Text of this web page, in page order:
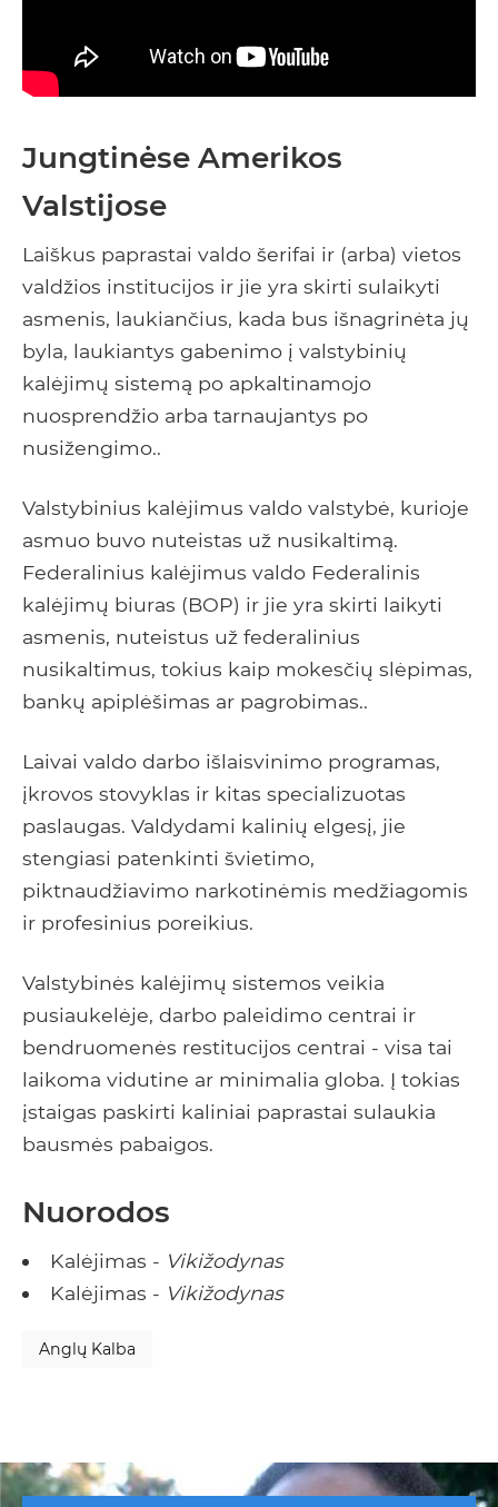
Jungtinėse Amerikos
Valstijose
Laiškus paprastai valdo šerifai ir (arba) vietos
valdžios institucijos ir jie yra skirti sulaikyti
asmenis, laukiančius, kada bus išnagrinėta jų
byla, laukiantys gabenimo į valstybinių
kalėjimų sistemą po apkaltinamojo
nuosprendžio arba tarnaujantys po
nusižengimo..
Valstybinius kalėjimus valdo valstybė, kurioje
asmuo buvo nuteistas už nusikaltimą.
Federalinius kalėjimus valdo Federalinis
kalėjimų biuras (BOP) ir jie yra skirti laikyti
asmenis, nuteistus už federalinius
nusikaltimus, tokius kaip mokesčių slėpimas,
bankų apiplėšimas ar pagrobimas..
Laivai valdo darbo išlaisvinimo programas,
įkrovos stovyklas ir kitas specializuotas
paslaugas. Valdydami kalinių elgesį, jie
stengiasi patenkinti švietimo,
piktnaudžiavimo narkotinėmis medžiagomis
ir profesinius poreikius.
Valstybinės kalėjimų sistemos veikia
pusiaukelėje, darbo paleidimo centrai ir
bendruomenės restitucijos centrai - visa tai
laikoma vidutine ar minimalia globa. Į tokias
įstaigas paskirti kaliniai paprastai sulaukia
bausmės pabaigos.
Nuorodos
Kalėjimas - Vikižodynas
Kalėjimas - Vikižodynas
Anglų Kalba